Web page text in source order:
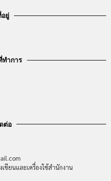
ยู่
ทำการ
ต่อ
เขียนและเครื่องใช้สำนักงาน